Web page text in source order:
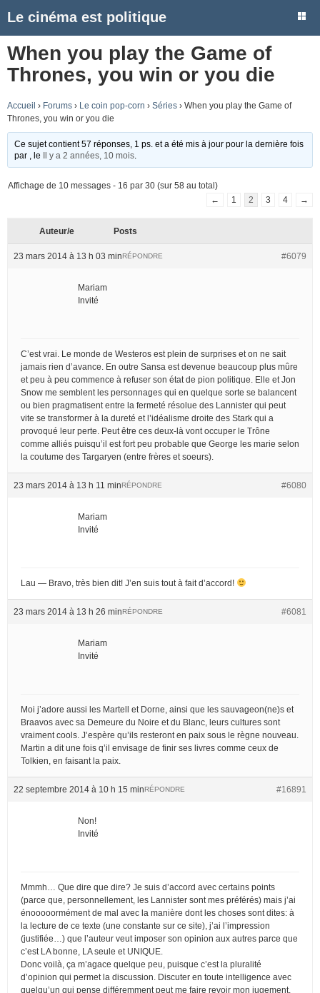
Le cinéma est politique
When you play the Game of
Thrones, you win or you die
Accueil › Forums › Le coin pop-corn › Séries › When you play the Game of
Thrones, you win or you die
Ce sujet contient 57 réponses, 1 ps. et a été mis à jour pour la dernière fois
par
, le Il y a 2 années, 10 mois
Affichage de 10 messages - 16 par 30 (sur 58 au total)
←
1 2 3 4 →
Auteur/e Posts
23 mars 2014 à 13 h 03 min #6079
RÉPONDRE
Mariam
Invité
C’est vrai. Le monde de Westeros est plein de surprises et on ne sait
jamais rien d’avance. En outre Sansa est devenue beaucoup plus mûre
et peu à peu commence à refuser son état de pion politique. Elle et Jon
Snow me semblent les personnages qui en quelque sorte se balancent
ou bien pragmatisent entre la fermeté résolue des Lannister qui peut
vite se transformer à la dureté et l’idéalisme droite des Stark qui a
provoqué leur perte. Peut être ces deux-là vont occuper le Trône
comme alliés puisqu’il est fort peu probable que George les marie selon
la coutume des Targaryen (entre frères et soeurs).
23 mars 2014 à 13 h 11 min #6080
RÉPONDRE
Mariam
Invité
Lau — Bravo, très bien dit! J’en suis tout à fait d’accord!
23 mars 2014 à 13 h 26 min #6081
RÉPONDRE
Mariam
Invité
Moi j’adore aussi les Martell et Dorne, ainsi que les sauvageon(ne)s et
Braavos avec sa Demeure du Noire et du Blanc, leurs cultures sont
vraiment cools. J’espère qu’ils resteront en paix sous le règne nouveau.
Martin a dit une fois q’il envisage de finir ses livres comme ceux de
Tolkien, en faisant la paix.
22 septembre 2014 à 10 h 15 min #16891
RÉPONDRE
Non!
Invité
Mmmh… Que dire que dire? Je suis d’accord avec certains points
(parce que, personnellement, les Lannister sont mes préférés) mais j’ai
énooooormément de mal avec la manière dont les choses sont dites: à
la lecture de ce texte (une constante sur ce site), j’ai l’impression
(justifiée…) que l’auteur veut imposer son opinion aux autres parce que
c’est LA bonne, LA seule et UNIQUE.
Donc voilà, ça m’agace quelque peu, puisque c’est la pluralité
d’opinion qui permet la discussion. Discuter en toute intelligence avec
quelqu’un qui pense différemment peut me faire revoir mon jugement,